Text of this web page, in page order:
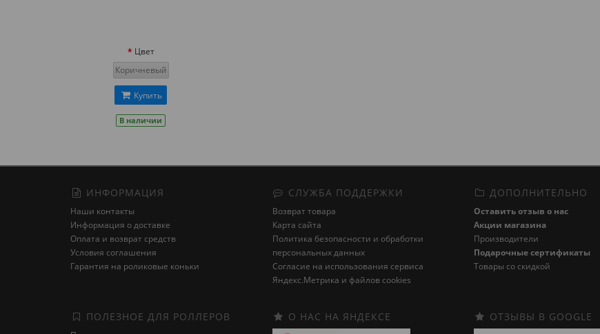
Цвет
Коричневый
Купить
В наличии
ИНФОРМАЦИЯ
Наши контакты
Информация о доставке
Оплата и возврат средств
Условия соглашения
Гарантия на роликовые коньки
СЛУЖБА ПОДДЕРЖКИ
Возврат товара
Карта сайта
Политика безопасности и обработки
персональных данных
Cогласие на использования сервиса
Яндекс.Метрика и файлов cookies
ДОПОЛНИТЕЛЬНО
Оставить отзыв о нас
Акции магазина
Производители
Подарочные сертификаты
Товары со скидкой
ПОЛЕЗНОЕ ДЛЯ РОЛЛЕРОВ О НАС НА ЯНДЕКСЕ ОТЗЫВЫ В GOOGLE